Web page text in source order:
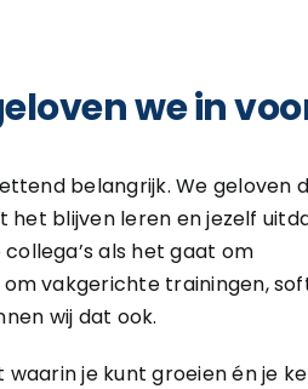
we in
belangrijk. We geloven
blijven leren en jezelf
als het gaat om
vakgerichte trainingen,
wij dat ook.
je kunt groeien én je